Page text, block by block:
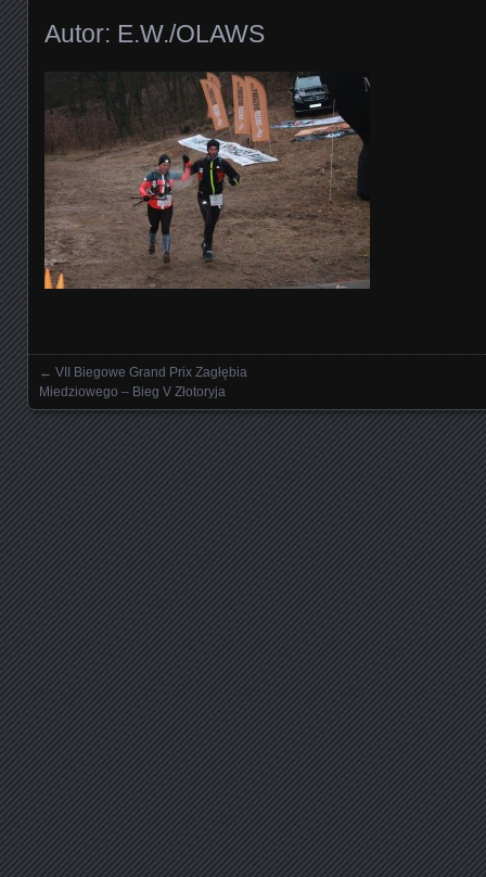
Autor: E.W./OLAWS
Nawigowanie wpisami
← VII Biegowe Grand Prix Zagłębia
Miedziowego – Bieg V Złotoryja